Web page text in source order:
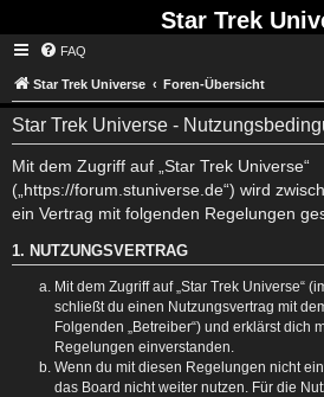
Star Trek
FAQ
Star Trek Universe Foren-Übersicht
Star Trek Universe -
Mit dem Zugriff auf „Star Trek Universe“
(„https://forum.stuniverse.de“) wird
ein Vertrag mit folgenden Regelungen
1. NUTZUNGSVERTRAG
Mit dem Zugriff auf „Star Trek Universe“
schließt du einen Nutzungsvertrag mit
Folgenden „Betreiber“) und erklärst dich
Regelungen einverstanden.
Wenn du mit diesen Regelungen nicht
das Board nicht weiter nutzen. Für die